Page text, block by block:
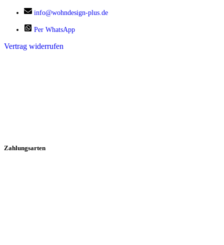
info@wohndesign-plus.de
Per WhatsApp
Vertrag widerrufen
Zahlungsarten